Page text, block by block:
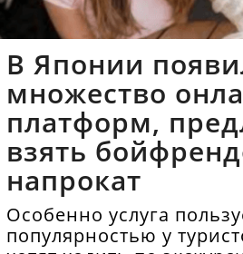
В Японии
множество
платформ,
взять
напрокат
Особенно услуга
популярностью у